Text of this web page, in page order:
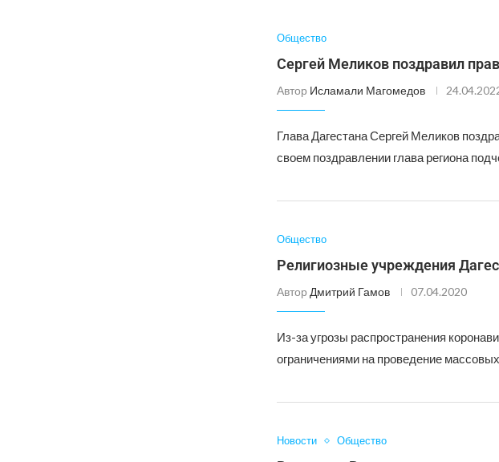
Общество
Сергей Меликов поздравил
Автор Исламали Магомедов
Глава Дагестана Сергей Меликов
своем поздравлении глава региона
Общество
Религиозные учреждения
Автор Дмитрий Гамов 07.04.2020
Из-за угрозы распространения
ограничениями на проведение
Новости Общество